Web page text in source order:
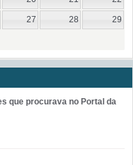
27 28 29
que procurava no Portal da